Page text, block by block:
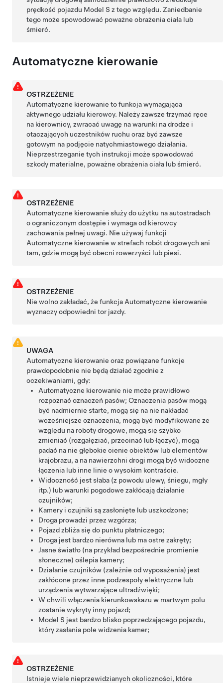
prędkość pojazdu Model S z tego względu. Zaniedbanie
tego może spowodować poważne obrażenia ciała lub
śmierć.
Automatyczne kierowanie
OSTRZEŻENIE
Automatyczne kierowanie to funkcja wymagająca
aktywnego udziału kierowcy. Należy zawsze trzymać ręce
na kierownicy, zwracać uwagę na warunki na drodze i
otaczających uczestników ruchu oraz być zawsze
gotowym na podjęcie natychmiastowego działania.
Nieprzestrzeganie tych instrukcji może spowodować
szkody materialne, poważne obrażenia ciała lub śmierć.
OSTRZEŻENIE
Automatyczne kierowanie służy do użytku na autostradach
o ograniczonym dostępie i wymaga od kierowcy
zachowania pełnej uwagi. Nie używaj funkcji
Automatyczne kierowanie w strefach robót drogowych ani
tam, gdzie mogą być obecni rowerzyści lub piesi.
OSTRZEŻENIE
Nie wolno zakładać, że funkcja Automatyczne kierowanie
wyznaczy odpowiedni tor jazdy.
UWAGA
Automatyczne kierowanie oraz powiązane funkcje
prawdopodobnie nie będą działać zgodnie z
oczekiwaniami, gdy:
Automatyczne kierowanie nie może prawidłowo
rozpoznać oznaczeń pasów; Oznaczenia pasów mogą
być nadmiernie starte, mogą się na nie nakładać
wcześniejsze oznaczenia, mogą być modyfikowane ze
względu na roboty drogowe, mogą się szybko
zmieniać (rozgałęziać, przecinać lub łączyć), mogą
padać na nie głębokie cienie obiektów lub elementów
krajobrazu, a na nawierzchni drogi mogą być widoczne
łączenia lub inne linie o wysokim kontraście.
Widoczność jest słaba (z powodu ulewy, śniegu, mgły
itp.) lub warunki pogodowe zakłócają działanie
czujników;
Kamery i czujniki są zasłonięte lub uszkodzone;
Droga prowadzi przez wzgórza;
Pojazd zbliża się do punktu płatniczego;
Droga jest bardzo nierówna lub ma ostre zakręty;
Jasne światło (na przykład bezpośrednie promienie
słoneczne) oślepia kamery;
Działanie czujników (zależnie od wyposażenia) jest
zakłócone przez inne podzespoły elektryczne lub
urządzenia wytwarzające ultradźwięki;
W chwili włączenia kierunkowskazu w martwym polu
zostanie wykryty inny pojazd;
Model S jest bardzo blisko poprzedzającego pojazdu,
który zasłania pole widzenia kamer;
OSTRZEŻENIE
Istnieje wiele nieprzewidzianych okoliczności, które